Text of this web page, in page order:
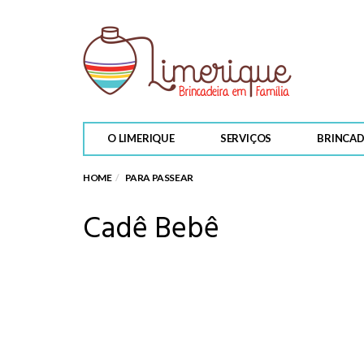
O LIMERIQUE SERVIÇOS
HOME PARA PASSEAR
Cadê Bebê
PARA PASSEAR
Os planetas do